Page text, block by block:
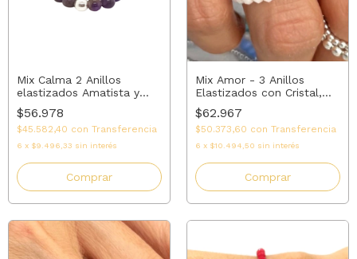
Mix Calma 2 Anillos
elastizados Amatista y
Plata 925 | AMALO
$56.978
$45.582,40 con Transferencia
6 x $9.496,33 sin interés
Comprar
Mix Amor - 3 Anillos
Elastizados con Cristal,
cuarzo rosa y Plata |
AMALO
$62.967
$50.373,60 con Transferencia
6 x $10.494,50 sin interés
Comprar